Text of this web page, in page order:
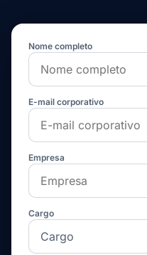
Nome completo
E-mail corporativo
Empresa
Cargo